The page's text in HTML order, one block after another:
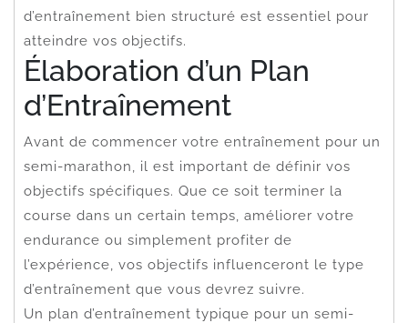
d’entraînement bien structuré est essentiel pour
atteindre vos objectifs.
Élaboration d’un Plan
d’Entraînement
Avant de commencer votre entraînement pour un
semi-marathon, il est important de définir vos
objectifs spécifiques. Que ce soit terminer la
course dans un certain temps, améliorer votre
endurance ou simplement profiter de
l’expérience, vos objectifs influenceront le type
d’entraînement que vous devrez suivre.
Un plan d’entraînement typique pour un semi-